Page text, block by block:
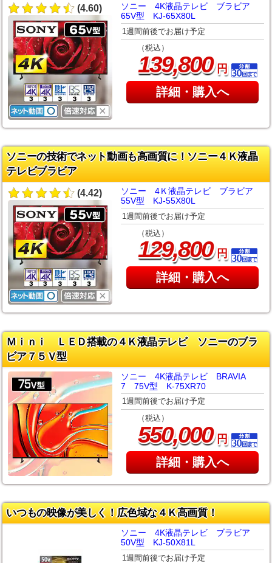
(4.60)
ソニー 4K液晶テレビ ブラビア
65V型 KJ-65X80L
1週間前後でお届け予定
（税込）
139,800円
詳細・購入へ
ソニーの技術でネット動画も高画質に！ソニー４Ｋ液晶
テレビブラビア
(4.42)
ソニー 4Ｋ液晶テレビ ブラビア
55V型 KJ-55X80L
1週間前後でお届け予定
（税込）
129,800円
詳細・購入へ
Ｍｉｎｉ ＬＥＤ搭載の４Ｋ液晶テレビ ソニーのブラ
ビア７５Ｖ型
ソニー 4K液晶テレビ BRAVIA
7 75V型 K-75XR70
1週間前後でお届け予定
（税込）
550,000円
詳細・購入へ
いつもの映像が美しく！広色域な４Ｋ高画質！
ソニー 4K液晶テレビ ブラビア
50V型 KJ-50X81L
1週間前後でお届け予定